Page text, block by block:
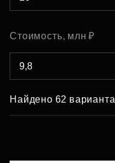
Стоимость, млн ₽
Найдено 62 варианта